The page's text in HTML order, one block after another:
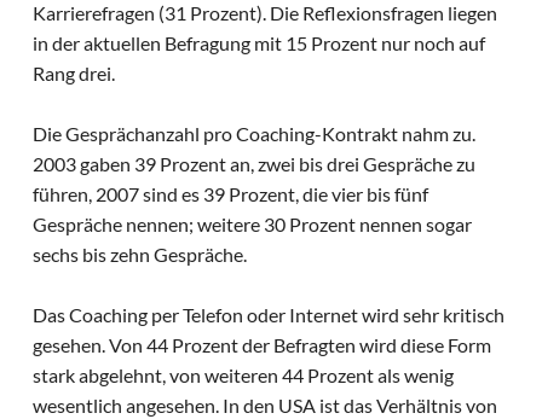
Karrierefragen (31 Prozent). Die Reflexionsfragen liegen
in der aktuellen Befragung mit 15 Prozent nur noch auf
Rang drei.
Die Gesprächanzahl pro Coaching-Kontrakt nahm zu.
2003 gaben 39 Prozent an, zwei bis drei Gespräche zu
führen, 2007 sind es 39 Prozent, die vier bis fünf
Gespräche nennen; weitere 30 Prozent nennen sogar
sechs bis zehn Gespräche.
Das Coaching per Telefon oder Internet wird sehr kritisch
gesehen. Von 44 Prozent der Befragten wird diese Form
stark abgelehnt, von weiteren 44 Prozent als wenig
wesentlich angesehen. In den USA ist das Verhältnis von